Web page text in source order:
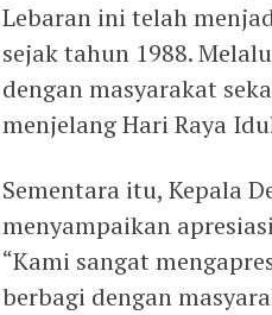
Lebaran ini telah
sejak tahun 1988.
dengan masyarakat
menjelang Hari Raya
Sementara itu, Kepala
menyampaikan
“Kami sangat
berbagi dengan